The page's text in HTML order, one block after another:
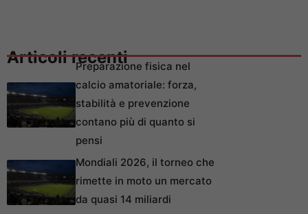
Articoli recentiPreparazione fisica nel
calcio amatoriale: forza,
stabilità e prevenzione
contano più di quanto si
pensi
Mondiali 2026, il torneo che
rimette in moto un mercato
da quasi 14 miliardi